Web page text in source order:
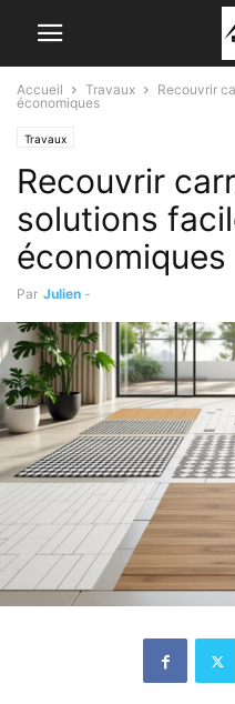
Accueil Travaux
Recouvrir
économiques
Travaux
Recouvrir
solutions
économiques
Par Julien -